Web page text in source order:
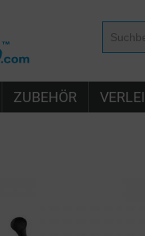
ZUBEHÖR